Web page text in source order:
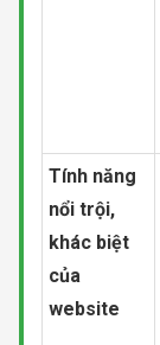
Tính năng
nổi trội,
khác biệt
của
website